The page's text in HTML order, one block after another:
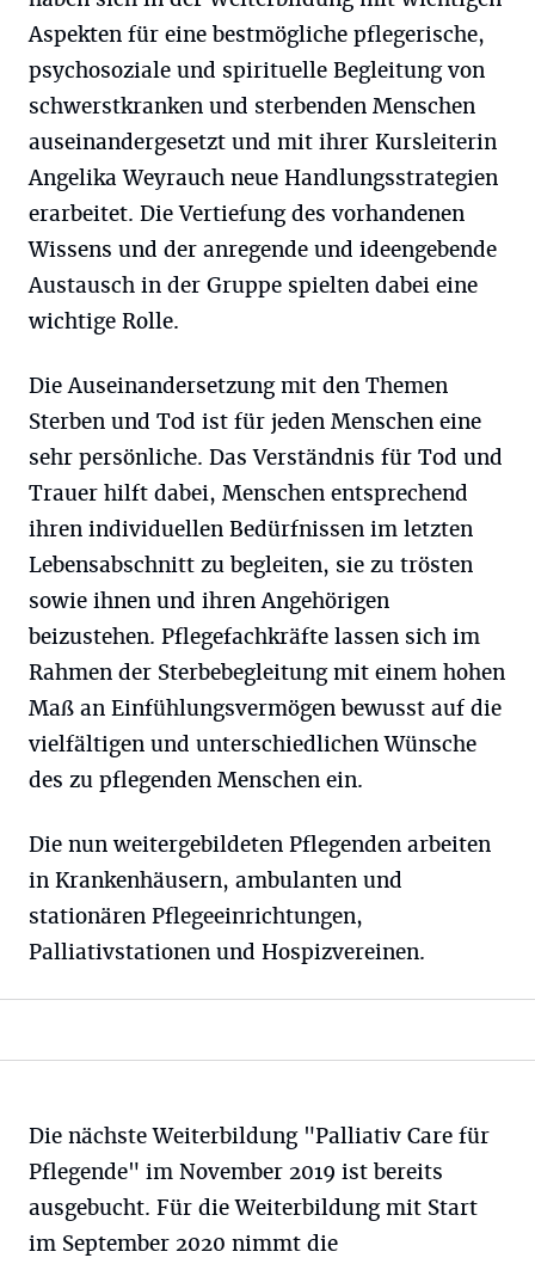
Aspekten für eine bestmögliche pflegerische,
psychosoziale und spirituelle Begleitung von
schwerstkranken und sterbenden Menschen
auseinandergesetzt und mit ihrer Kursleiterin
Angelika Weyrauch neue Handlungsstrategien
erarbeitet. Die Vertiefung des vorhandenen
Wissens und der anregende und ideengebende
Austausch in der Gruppe spielten dabei eine
wichtige Rolle.
Die Auseinandersetzung mit den Themen
Sterben und Tod ist für jeden Menschen eine
sehr persönliche. Das Verständnis für Tod und
Trauer hilft dabei, Menschen entsprechend
ihren individuellen Bedürfnissen im letzten
Lebensabschnitt zu begleiten, sie zu trösten
sowie ihnen und ihren Angehörigen
beizustehen. Pflegefachkräfte lassen sich im
Rahmen der Sterbebegleitung mit einem hohen
Maß an Einfühlungsvermögen bewusst auf die
vielfältigen und unterschiedlichen Wünsche
des zu pflegenden Menschen ein.
Die nun weitergebildeten Pflegenden arbeiten
in Krankenhäusern, ambulanten und
stationären Pflegeeinrichtungen,
Palliativstationen und Hospizvereinen.
Die nächste Weiterbildung "Palliativ Care für
Pflegende" im November 2019 ist bereits
ausgebucht. Für die Weiterbildung mit Start
im September 2020 nimmt die